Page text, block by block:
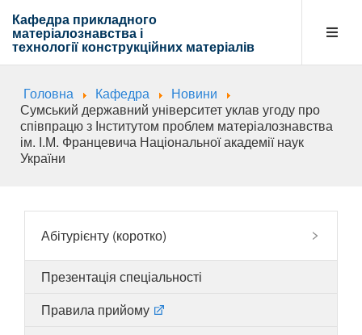
Кафедра прикладного
матеріалознавства і
технології конструкційних матеріалів
Кафедра
Навчальна діяльність
Головна Кафедра
Новини
Сумський державний університет уклав угоду про
співпрацю з Інститутом проблем матеріалознавства
ім. І.М. Францевича Національної академії наук
України
Абітурієнту (коротко)
Презентація спеціальності
Правила прийому